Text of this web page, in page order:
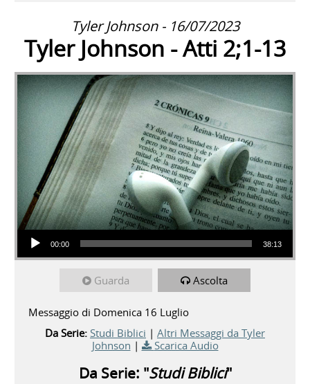
Tyler Johnson - 16/07/2023
Tyler Johnson - Atti 2;1-13
Audio Player
00:00 38:13
Guarda Ascolta
Messaggio di Domenica 16 Luglio
Da Serie: Studi Biblici | Altri Messaggi da Tyler
Johnson | Scarica Audio
Da Serie: "Studi Biblici"